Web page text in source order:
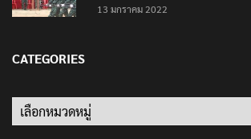
‘นายพลบีทู’ ผู้นำทหารคะเรนนี
CATEGORIES